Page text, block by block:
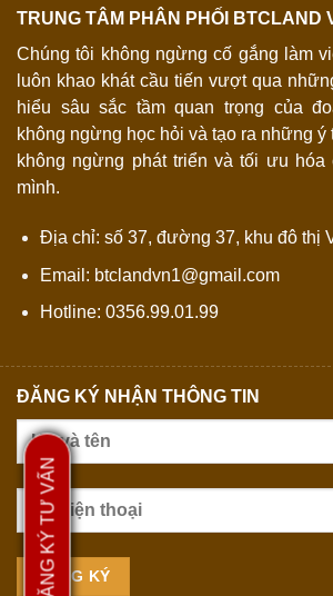
TRUNG TÂM PHÂN PHỐI BTCLAND
Chúng tôi không ngừng cố gắng làm
luôn khao khát cầu tiến vượt qua
hiểu sâu sắc tầm quan trọng của
không ngừng học hỏi và tạo ra những
không ngừng phát triển và tối ưu hóa
mình.
Địa chỉ: số 37, đường 37, khu đô thị
Email: btclandvn1@gmail.com
Hotline: 0356.99.01.99
ĐĂNG KÝ NHẬN THÔNG TIN
ĐĂNG KÝ TƯ VẤN